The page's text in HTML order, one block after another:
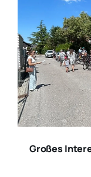
Großes